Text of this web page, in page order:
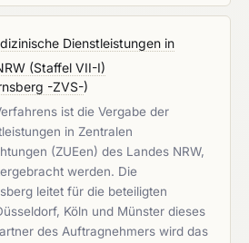
Dienstleistungen in
(Staffel VII-I)
-ZVS-)
ist die Vergabe der
in Zentralen
(ZUEen) des Landes NRW,
werden. Die
leitet für die beteiligten
Köln und Münster dieses
des Auftragnehmers wird das